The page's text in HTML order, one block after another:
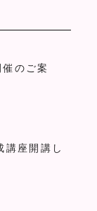
のご案
座開講し